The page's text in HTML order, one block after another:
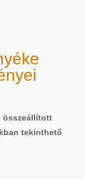
összeállított
tekinthető